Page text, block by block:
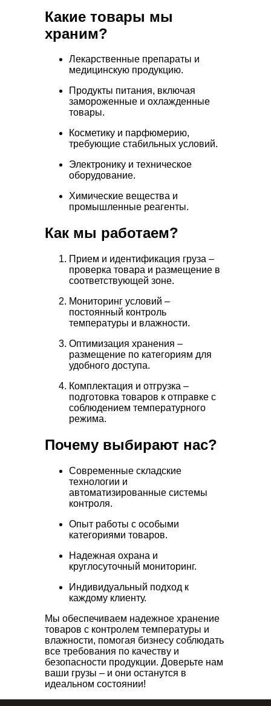
Какие товары мы
храним?
Лекарственные препараты и
медицинскую продукцию.
Продукты питания, включая
замороженные и охлажденные
товары.
Косметику и парфюмерию,
требующие стабильных условий.
Электронику и техническое
оборудование.
Химические вещества и
промышленные реагенты.
Как мы работаем?
Прием и идентификация груза –
проверка товара и размещение в
соответствующей зоне.
Мониторинг условий –
постоянный контроль
температуры и влажности.
Оптимизация хранения –
размещение по категориям для
удобного доступа.
Комплектация и отгрузка –
подготовка товаров к отправке с
соблюдением температурного
режима.
Почему выбирают нас?
Современные складские
технологии и
автоматизированные системы
контроля.
Опыт работы с особыми
категориями товаров.
Надежная охрана и
круглосуточный мониторинг.
Индивидуальный подход к
каждому клиенту.
Мы обеспечиваем надежное хранение
товаров с контролем температуры и
влажности, помогая бизнесу соблюдать
все требования по качеству и
безопасности продукции. Доверьте нам
ваши грузы – и они останутся в
идеальном состоянии!